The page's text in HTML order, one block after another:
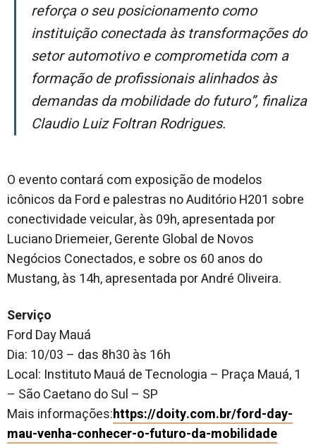
reforça o seu posicionamento como
instituição conectada às transformações do
setor automotivo e comprometida com a
formação de profissionais alinhados às
demandas da mobilidade do futuro”, finaliza
Claudio Luiz Foltran Rodrigues.
O evento contará com exposição de modelos
icônicos da Ford e palestras no Auditório H201 sobre
conectividade veicular, às 09h, apresentada por
Luciano Driemeier, Gerente Global de Novos
Negócios Conectados, e sobre os 60 anos do
Mustang, às 14h, apresentada por André Oliveira.
Serviço
Ford Day Mauá
Dia: 10/03 – das 8h30 às 16h
Local: Instituto Mauá de Tecnologia – Praça Mauá, 1
– São Caetano do Sul – SP
Mais informações:https://doity.com.br/ford-day-
mau-venha-conhecer-o-futuro-da-mobilidade